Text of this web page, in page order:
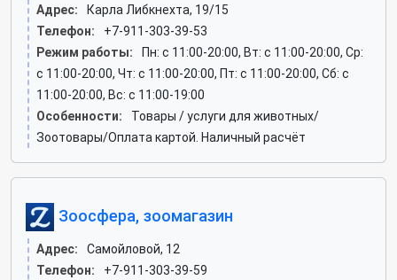
Адрес:
Карла Либкнехта, 19/15
Телефон:
+7-911-303-39-53
Режим работы:
Пн: c 11:00-20:00, Вт: c 11:00-20:00, Ср:
c 11:00-20:00, Чт: c 11:00-20:00, Пт: c 11:00-20:00, Сб: c
11:00-20:00, Вс: c 11:00-19:00
Особенности:
Товары / услуги для животных/
Зоотовары/Оплата картой. Наличный расчёт
Зоосфера, зоомагазин
Адрес:
Самойловой, 12
Телефон:
+7-911-303-39-59